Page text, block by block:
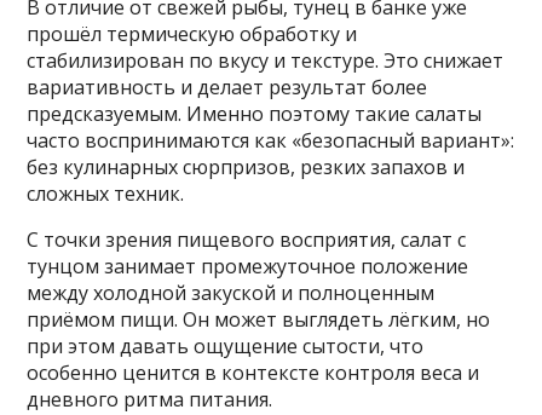
В отличие от свежей рыбы, тунец в банке уже
прошёл термическую обработку и
стабилизирован по вкусу и текстуре. Это снижает
вариативность и делает результат более
предсказуемым. Именно поэтому такие салаты
часто воспринимаются как «безопасный вариант»:
без кулинарных сюрпризов, резких запахов и
сложных техник.
С точки зрения пищевого восприятия, салат с
тунцом занимает промежуточное положение
между холодной закуской и полноценным
приёмом пищи. Он может выглядеть лёгким, но
при этом давать ощущение сытости, что
особенно ценится в контексте контроля веса и
дневного ритма питания.